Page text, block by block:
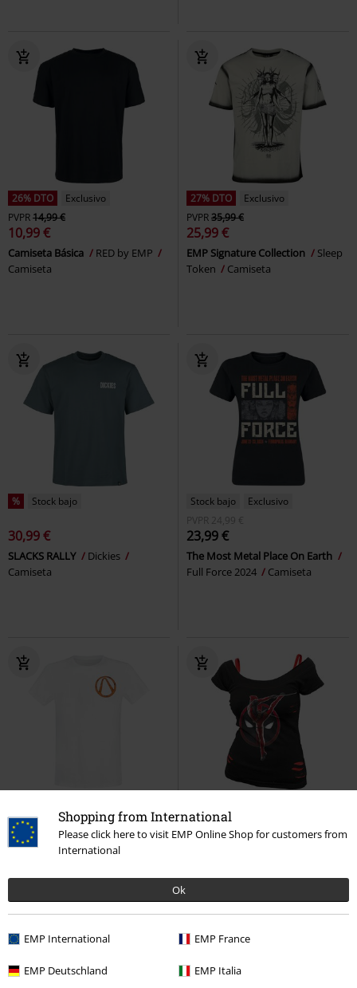
Shopping from International
Please click here to visit EMP Online Shop for customers from
International
Ok
EMP International EMP France
EMP Deutschland EMP Italia
26% DTO
Exclusivo
PVPR14,99 €
10,99 €
Camiseta Básica
RED by EMP
Camiseta
27% DTO
Exclusivo
PVPR35,99 €
25,99 €
EMP Signature Collection
Sleep
Token
Camiseta
% Stock bajo
30,99 €
SLACKS RALLY
Dickies
Camiseta
Stock bajo
Exclusivo
PVPR 24,99 €
23,99 €
The Most Metal Place On Earth
Full Force 2024
Camiseta
PVPR 24,95 €
19,99 €
Psychopunk
Borderlands
Camiseta
32,99 €
Ripped Top
Deadpool